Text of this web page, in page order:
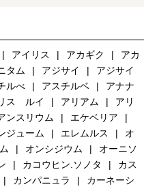
アイリス アカギク
アカ
タム アジサイ
アジサイ
ルべ アスチルベ
アナナ
ス ルイ アリアム
アリ
ンスリウム
エケベリア
ジューム エレムルス
オ
オンシジウム
オーニソ
カコウヒン.ソノタ
カス
カンパニュラ
カーネーシ